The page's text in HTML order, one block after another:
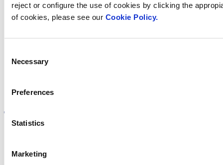
reject or configure the use of cookies by clicking the
of cookies, please see our Cookie Policy.
Selection
Necessary
Preferences
Statistics
Marketing
Trobi Fluidra
Visite el sitio web
Política de privadesa